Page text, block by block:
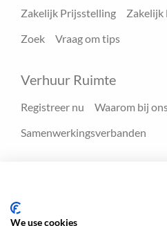
Zakelijk Prijsstelling
Zoek
Vraag om tips
Verhuur Ruimte
Registreer nu
Waarom bij
Samenwerkingsverbanden
We use cookies